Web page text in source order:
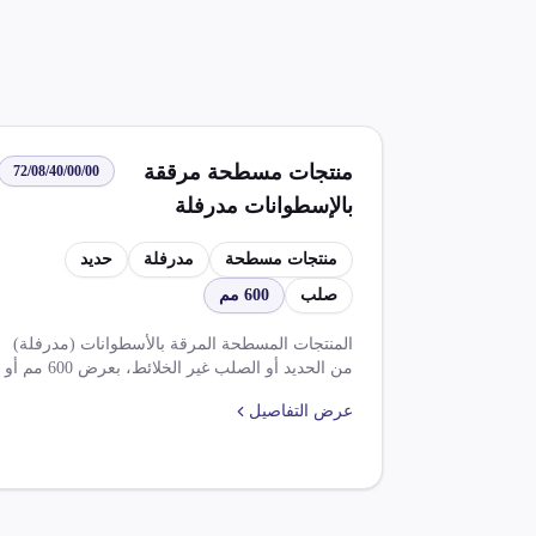
منتجات مسطحة مرققة
بالإسطوانات مدرفلة
بشكل غير اللفات غير
مشغولة بأكثر من الدرفلة
بالحرارة ذات علامات
سطحية بارزة من حديد أو
من صلب من غير الخلائط
بعرض 600 مم أو أكثر
72/08/40/00/00
منتجات مسطحة مدرفلة
حديد
صلب
600 مم
المنتجات المسطحة المرقة بالأسطوانات (مدرفلة)
من الحديد أو الصلب غير الخلائط، بعرض 600 مم أو
مضافة بنسبة 14%. استيرادها يتطلب موافقة
التجارة الحرة.
عرض التفاصيل